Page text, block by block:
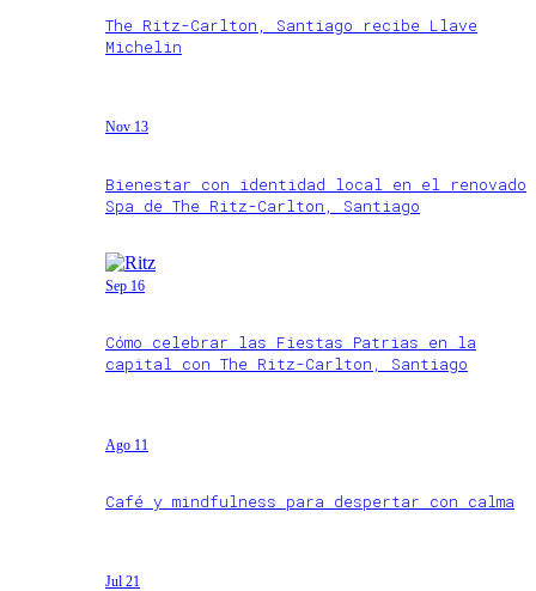
The Ritz-Carlton, Santiago recibe Llave
Michelin
Nov 13
Bienestar con identidad local en el renovado
Spa de The Ritz-Carlton, Santiago
Sep 16
Cómo celebrar las Fiestas Patrias en la
capital con The Ritz-Carlton, Santiago
Ago 11
Café y mindfulness para despertar con calma
Jul 21